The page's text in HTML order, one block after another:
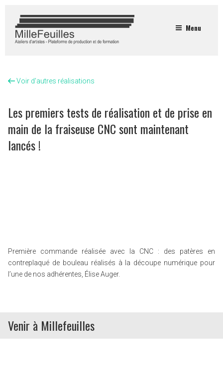
Menu
Voir d'autres réalisations
Les premiers tests de réalisation et de prise en
main de la fraiseuse CNC sont maintenant
lancés !
Première commande réalisée avec la CNC : des patères en
contreplaqué de bouleau réalisés à la découpe numérique pour
l’une de nos adhérentes, Élise Auger.
Venir à Millefeuilles